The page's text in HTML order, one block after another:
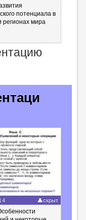
потенциала в
регионах мира
скрыт